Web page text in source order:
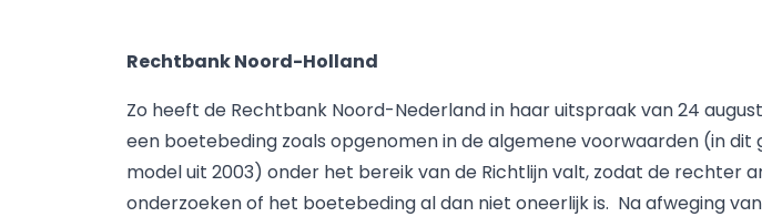
Rechtbank Noord-Holland
Zo heeft de Rechtbank Noord-Nederland in haar uitspraak van 24
een boetebeding zoals opgenomen in de algemene voorwaarden (in dit
model uit 2003) onder het bereik van de Richtlijn valt, zodat de rechter
onderzoeken of het boetebeding al dan niet oneerlijk is. Na afweging